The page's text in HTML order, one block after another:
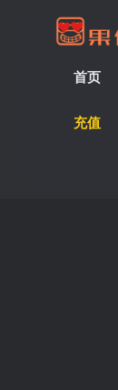
首页
充值